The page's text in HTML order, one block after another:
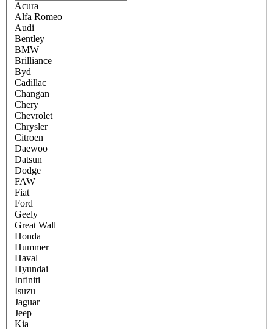
Acura
Alfa Romeo
Audi
Bentley
BMW
Brilliance
Byd
Cadillac
Changan
Chery
Chevrolet
Chrysler
Citroen
Daewoo
Datsun
Dodge
FAW
Fiat
Ford
Geely
Great Wall
Honda
Hummer
Haval
Hyundai
Infiniti
Isuzu
Jaguar
Jeep
Kia